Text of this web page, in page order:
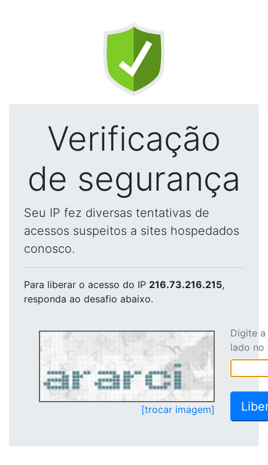
Verificação
de segurança
Seu IP fez diversas tentativas de
acessos suspeitos a sites hospedados
conosco.
Para liberar o acesso do IP 216.73.216.215,
responda ao desafio abaixo.
[trocar imagem]
Digite
lado no